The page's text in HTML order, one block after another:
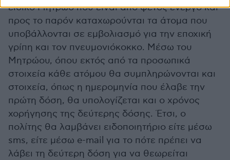
ειδικό Μητρώο που είναι από φέτος ενεργό και
προς το παρόν καταχωρούνται τα άτομα που
υποβάλλονται σε εμβολιασμό για την εποχική
γρίπη και τον πνευμονιόκοκκο. Μέσω του
Μητρώου, όπου εκτός από τα προσωπικά
στοιχεία κάθε ατόμου θα συμπληρώνονται και
στοιχεία, όπως η ημερομηνία που έλαβε την
πρώτη δόση, θα υπολογίζεται και ο χρόνος
χορήγησης της δεύτερης δόσης. Έτσι, ο
πολίτης θα λαμβάνει ειδοποιητήριο είτε μέσω
sms, είτε μέσω e-mail για το πότε πρέπει να
λάβει τη δεύτερη δόση για να θεωρείται